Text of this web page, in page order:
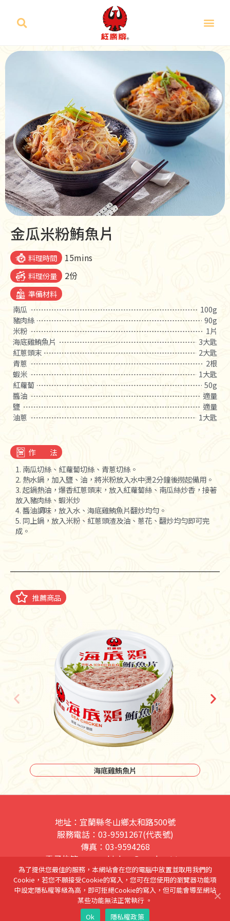
金瓜米粉鮪魚片
料理時間 15mins
料理份量 2份
準備材料
南瓜
100g
豬肉絲
90g
米粉
1片
海底雞鮪魚片
3大匙
紅蔥頭末
2大匙
青蔥
2根
蝦米
1大匙
紅蘿蔔
50g
醬油
適量
鹽
適量
油蔥
1大匙
作 法
1. 南瓜切絲、紅蘿蔔切絲、青蔥切絲。
2. 熱水鍋，加入鹽、油，將米粉放入水中燙2分鐘後撈起備用。
3. 起鍋熱油，爆香紅蔥頭末，放入紅蘿蔔絲、南瓜絲炒香，接著
放入豬肉絲、蝦米炒
4. 醬油調味，放入水、海底雞鮪魚片翻炒均勻。
5. 同上鍋，放入米粉、紅蔥頭渣及油、蔥花、翻炒均勻即可完
成。
推薦商品
海底雞鮪魚片
地址：宜蘭縣冬山鄉太和路500號
服務電話：03-9591267(代表號)
傳真：03-9594268
電子信箱：sea_chicken@seed.net.tw
網站隱私權條款
活寶食品股份有限公司 榮譽出品
Copyright© 紅鷹牌海底雞 Corporation. All rights reserved.
為了提供您最佳的服務，本網站會在您的電腦中放置並取用我們的
Cookie，若您不願接受Cookie的寫入，您可在您使用的瀏覽器功能項
中設定隱私權等級為高，即可拒絕Cookie的寫入，但可能會導至網站
某些功能無法正常執行 。
Ok
隱私權政策